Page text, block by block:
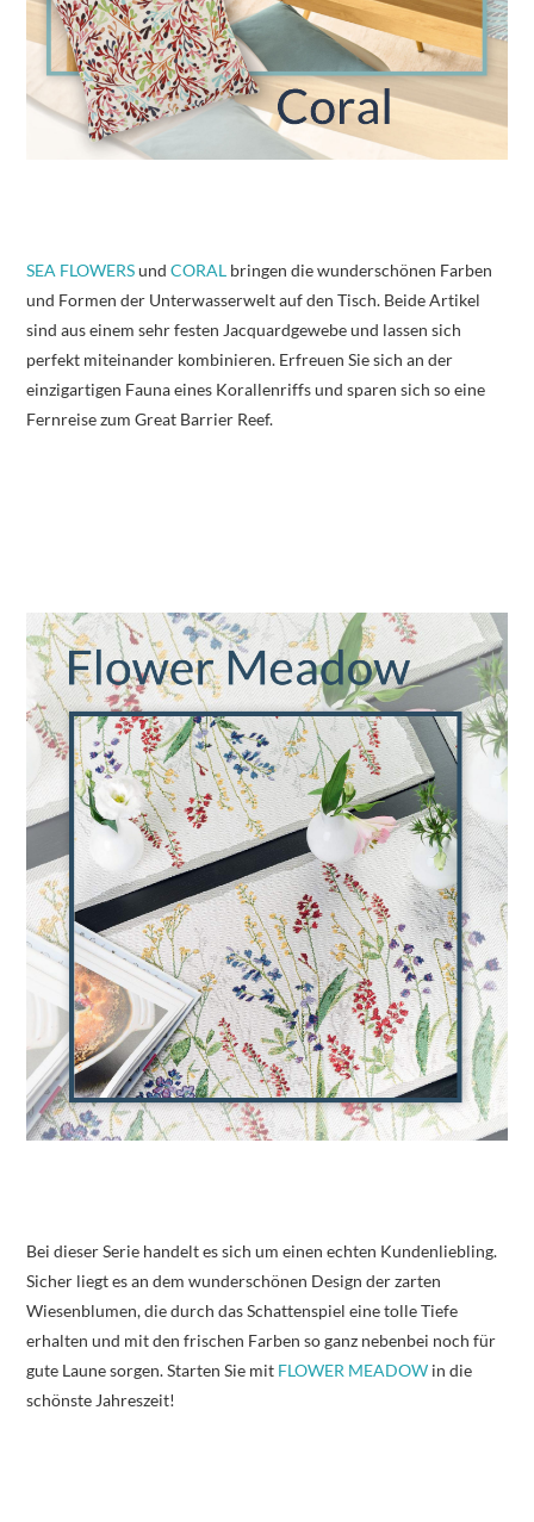
SEA FLOWERSundCORAL bringen die wunderschönen Farben
und Formen der Unterwasserwelt auf den Tisch. Beide Artikel
sind aus einem sehr festen Jacquardgewebe und lassen sich
perfekt miteinander kombinieren. Erfreuen Sie sich an der
einzigartigen Fauna eines Korallenriffs und sparen sich so eine
Fernreise zum Great Barrier Reef.
Bei dieser Serie handelt es sich um einen echten Kundenliebling.
Sicher liegt es an dem wunderschönen Design der zarten
Wiesenblumen, die durch das Schattenspiel eine tolle Tiefe
erhalten und mit den frischen Farben so ganz nebenbei noch für
gute Laune sorgen. Starten Sie mit FLOWER MEADOW in die
schönste Jahreszeit!